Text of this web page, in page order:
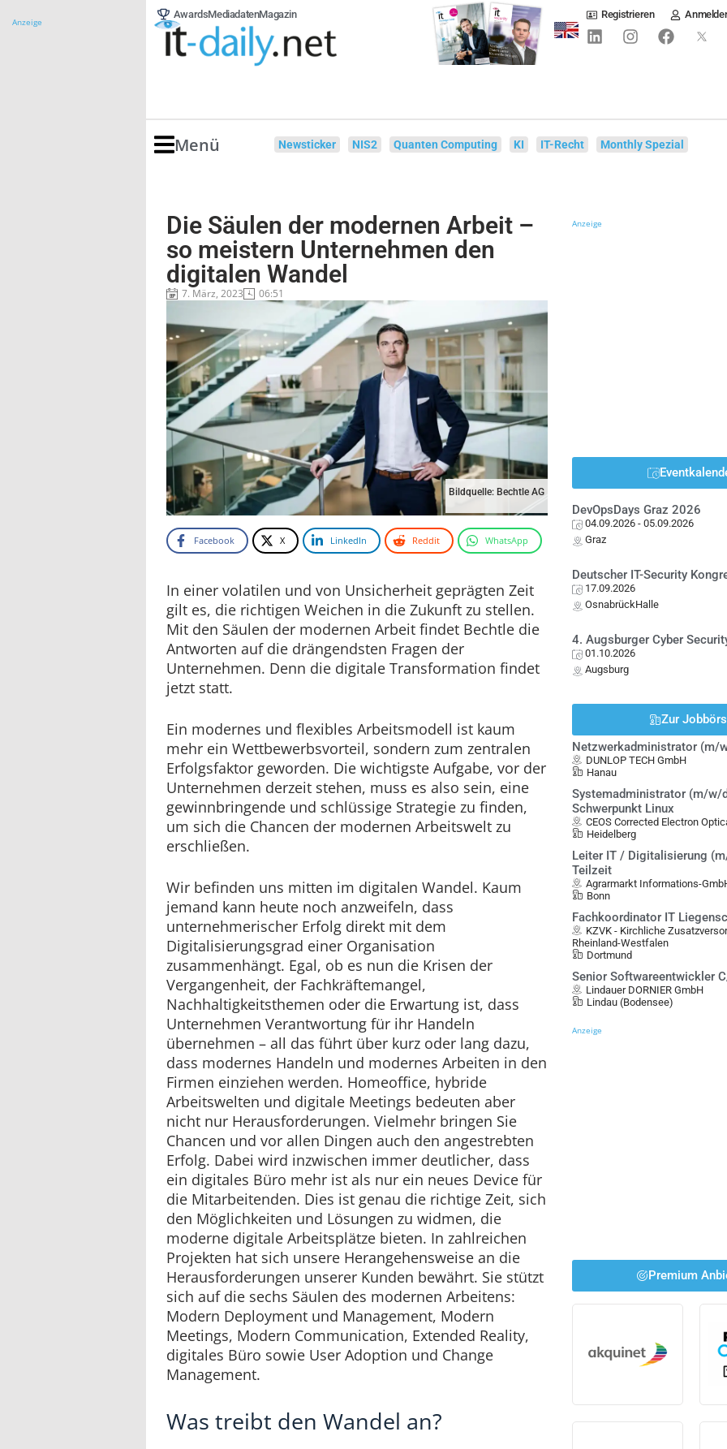
Anzeige
AwardsMediadatenMagazin Registrieren
Menü Newsticker NIS2 Quanten Computing KI IT-Recht Monthly Spezial
Die Säulen der modernen Arbeit –
so meistern Unternehmen den
digitalen Wandel
7. März, 2023 06:51
Bildquelle: Bechtle AG
Facebook X LinkedIn Reddit WhatsApp
In einer volatilen und von Unsicherheit geprägten Zeit
gilt es, die richtigen Weichen in die Zukunft zu stellen.
Mit den Säulen der modernen Arbeit findet Bechtle die
Antworten auf die drängendsten Fragen der
Unternehmen. Denn die digitale Transformation findet
jetzt statt.
Ein modernes und flexibles Arbeitsmodell ist kaum
mehr ein Wettbewerbsvorteil, sondern zum zentralen
Erfolgsfaktor geworden. Die wichtigste Aufgabe, vor der
Unternehmen derzeit stehen, muss es also sein, eine
gewinnbringende und schlüssige Strategie zu finden,
um sich die Chancen der modernen Arbeitswelt zu
erschließen.
Wir befinden uns mitten im digitalen Wandel. Kaum
jemand kann heute noch anzweifeln, dass
unternehmerischer Erfolg direkt mit dem
Digitalisierungsgrad einer Organisation
zusammenhängt. Egal, ob es nun die Krisen der
Vergangenheit, der Fachkräftemangel,
Nachhaltigkeitsthemen oder die Erwartung ist, dass
Unternehmen Verantwortung für ihr Handeln
übernehmen – all das führt über kurz oder lang dazu,
dass modernes Handeln und modernes Arbeiten in den
Firmen einziehen werden. Homeoffice, hybride
Arbeitswelten und digitale Meetings bedeuten aber
nicht nur Herausforderungen. Vielmehr bringen Sie
Chancen und vor allen Dingen auch den angestrebten
Erfolg. Dabei wird inzwischen immer deutlicher, dass
ein digitales Büro mehr ist als nur ein neues Device für
die Mitarbeitenden. Dies ist genau die richtige Zeit, sich
den Möglichkeiten und Lösungen zu widmen, die
moderne digitale Arbeitsplätze bieten. In zahlreichen
Projekten hat sich unsere Herangehensweise an die
Herausforderungen unserer Kunden bewährt. Sie stützt
sich auf die sechs Säulen des modernen Arbeitens:
Modern Deployment und Management, Modern
Meetings, Modern Communication, Extended Reality,
digitales Büro sowie User Adoption und Change
Management.
Was treibt den Wandel an?
Anzeige
DevOpsDays Graz 2026
04.09.2026 - 05.09.2026
Graz
Deutscher IT-Security
17.09.2026
OsnabrückHalle
4. Augsburger Cyber
01.10.2026
Augsburg
Zur
Netzwerkadministrator (m/
DUNLOP TECH GmbH
Hanau
Systemadministrator (m/w/
Schwerpunkt Linux
CEOS Corrected Electron
Heidelberg
Leiter IT / Digitalisierung
Teilzeit
Agrarmarkt Informations-
Bonn
Fachkoordinator IT
KZVK - Kirchliche
Rheinland-Westfalen
Dortmund
Senior Softwareentwickler
Lindauer DORNIER GmbH
Lindau (Bodensee)
Anzeige
Premium